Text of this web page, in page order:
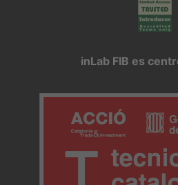
inLab FIB es